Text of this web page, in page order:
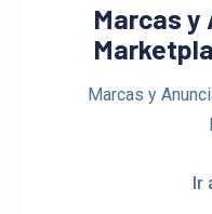
Marcas y
Marcas y
Ir